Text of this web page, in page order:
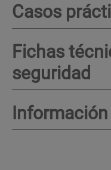
Casos
Fichas
seguridad